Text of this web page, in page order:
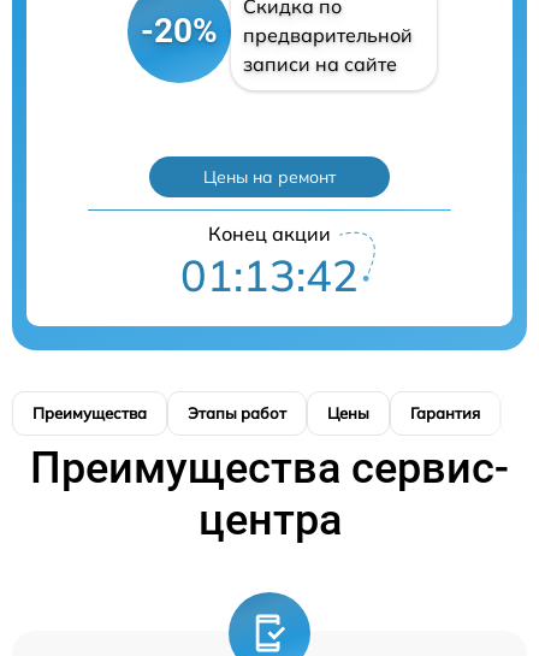
-20%
Скидка по
предварительной
записи на сайте
Цены на ремонт
Конец акции
01:13:41
Преимущества Этапы работ Цены Гарантия
Преимущества сервис-
центра